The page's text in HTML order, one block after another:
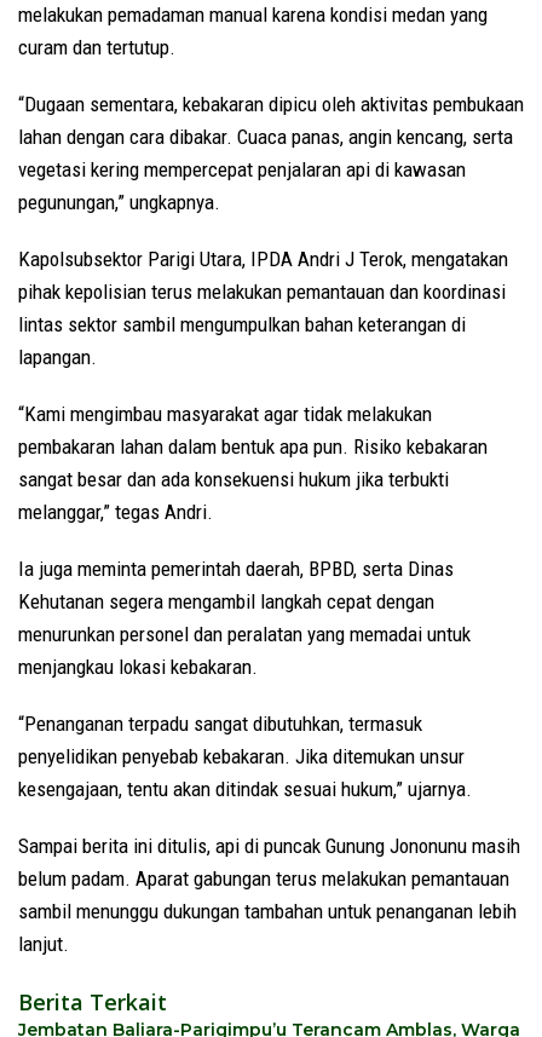
melakukan pemadaman manual karena kondisi medan yang
curam dan tertutup.
“Dugaan sementara, kebakaran dipicu oleh aktivitas pembukaan
lahan dengan cara dibakar. Cuaca panas, angin kencang, serta
vegetasi kering mempercepat penjalaran api di kawasan
pegunungan,” ungkapnya.
Kapolsubsektor Parigi Utara, IPDA Andri J Terok, mengatakan
pihak kepolisian terus melakukan pemantauan dan koordinasi
lintas sektor sambil mengumpulkan bahan keterangan di
lapangan.
“Kami mengimbau masyarakat agar tidak melakukan
pembakaran lahan dalam bentuk apa pun. Risiko kebakaran
sangat besar dan ada konsekuensi hukum jika terbukti
melanggar,” tegas Andri.
Ia juga meminta pemerintah daerah, BPBD, serta Dinas
Kehutanan segera mengambil langkah cepat dengan
menurunkan personel dan peralatan yang memadai untuk
menjangkau lokasi kebakaran.
“Penanganan terpadu sangat dibutuhkan, termasuk
penyelidikan penyebab kebakaran. Jika ditemukan unsur
kesengajaan, tentu akan ditindak sesuai hukum,” ujarnya.
Sampai berita ini ditulis, api di puncak Gunung Jononunu masih
belum padam. Aparat gabungan terus melakukan pemantauan
sambil menunggu dukungan tambahan untuk penanganan lebih
lanjut.
Berita Terkait
Jembatan Baliara-Parigimpu’u Terancam Amblas, Warga